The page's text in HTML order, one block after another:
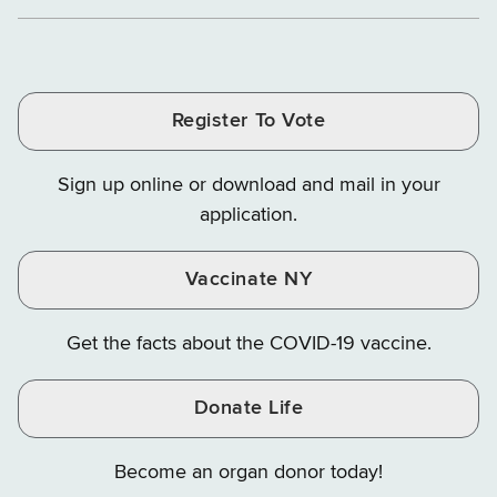
of
and
and
Facebook
Instagram
Finance
X
YouTube
Register To Vote
Sign up online or download and mail in your
application.
Vaccinate NY
Get the facts about the COVID-19 vaccine.
Donate Life
Become an organ donor today!